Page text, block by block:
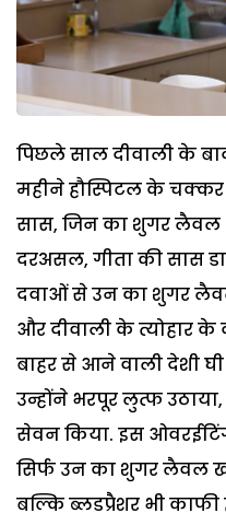
पिछले साल दीवाली के
महीने हौस्पिटल के चक्कर
सास, जिन का शुगर लैवल
दरअसल, गीता की सास
दवाओं से उन का शुगर
और दीवाली के त्योहार
बाहर से आने वाली देशी
उन्होंने भरपूर लुत्फ
सेवन किया. इस
सिर्फ उन का शुगर लैवल
बल्कि ब्लडप्रैशर भी